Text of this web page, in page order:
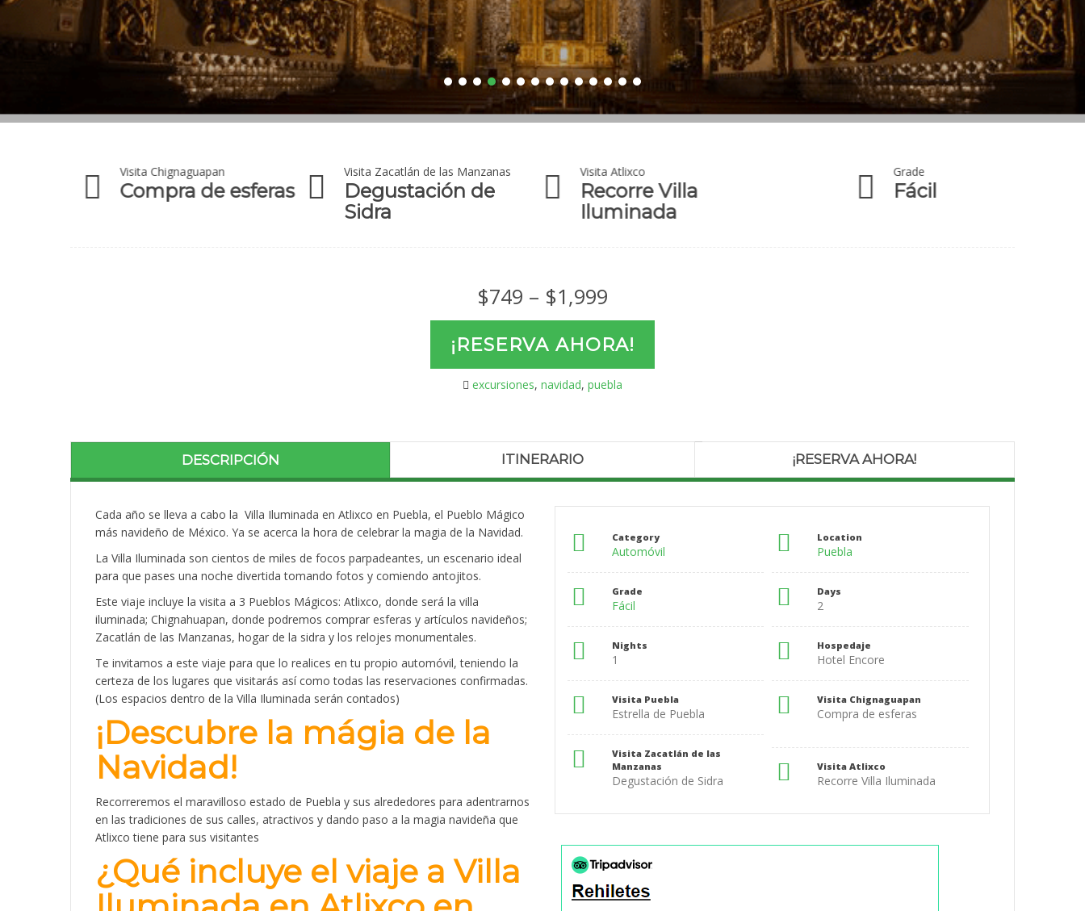
Visita Chignaguapan
Compra de esferas
Visita Zacatlán de las Manzanas
Degustación de
Sidra
Visita Atlixco
Recorre Villa
Iluminada
Grade
Fácil
$749 – $1,999
range:
$749
through
¡RESERVA AHORA!
excursiones, navidad, puebla
DESCRIPCIÓN ITINERARIO ¡RESERVA AHORA!
Cada año se lleva a cabo la Villa Iluminada en Atlixco en Puebla, el Pueblo Mágico
más navideño de México. Ya se acerca la hora de celebrar la magia de la Navidad.
La Villa Iluminada son cientos de miles de focos parpadeantes, un escenario ideal
para que pases una noche divertida tomando fotos y comiendo antojitos.
Este viaje incluye la visita a 3 Pueblos Mágicos: Atlixco, donde será la villa
iluminada; Chignahuapan, donde podremos comprar esferas y artículos navideños;
Zacatlán de las Manzanas, hogar de la sidra y los relojes monumentales.
Te invitamos a este viaje para que lo realices en tu propio automóvil, teniendo la
certeza de los lugares que visitarás así como todas las reservaciones confirmadas.
(Los espacios dentro de la Villa Iluminada serán contados)
¡Descubre la mágia de la
Navidad!
Recorreremos el maravilloso estado de Puebla y sus alrededores para adentrarnos
en las tradiciones de sus calles, atractivos y dando paso a la magia navideña que
Atlixco tiene para sus visitantes
¿Qué incluye el viaje a Villa
Category
Automóvil
Location
Puebla
Grade
Fácil
Days
2
Nights
1
Hospedaje
Hotel Encore
Visita Puebla
Estrella de Puebla
Visita Chignaguapan
Compra de esferas
Visita Zacatlán de las
Manzanas
Degustación de Sidra
Visita Atlixco
Recorre Villa Iluminada